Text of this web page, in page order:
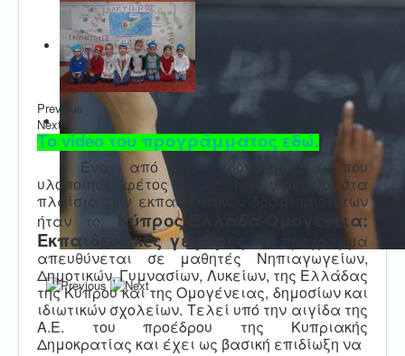
Previous
Next
Το video του προγράμματος εδώ.
Ένα από τα προγράμματα που
υλοποίησε φέτος το 22
Νηπιαγωγείο στα
πλαίσια των εκπαιδευτικών δραστηριοτήτων
ήταν το: Κύπρος-Ελλάδα-Ομογένεια:
Εκπαιδευτικές γέφυρες
Το πρόγραμμα
απευθύνεται σε μαθητές Νηπιαγωγείων,
Δημοτικών, Γυμνασίων, Λυκείων, της Ελλάδας
της Κύπρου και της Ομογένειας, δημοσίων και
ιδιωτικών σχολείων. Τελεί υπό την αιγίδα της
Α.Ε. του προέδρου της Κυπριακής
Δημοκρατίας και έχει ως βασική επιδίωξη να